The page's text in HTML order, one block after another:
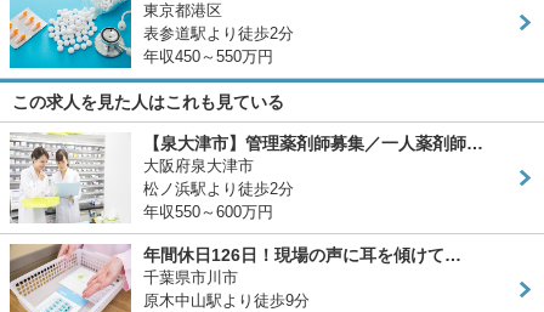
東京都港区
表参道駅より徒歩2分
年収450～550万円
この求人を見た人はこれも見ている
【泉大津市】管理薬剤師募集／一人薬剤師…
大阪府泉大津市
松ノ浜駅より徒歩2分
年収550～600万円
年間休日126日！現場の声に耳を傾けて…
千葉県市川市
原木中山駅より徒歩9分